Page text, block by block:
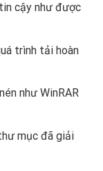
cậy như được
trình tải hoàn
như WinRAR
mục đã giải